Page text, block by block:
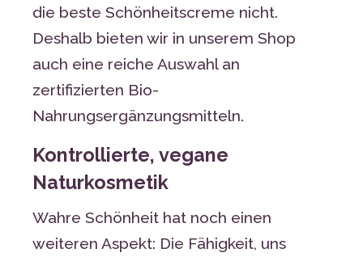
die beste Schönheitscreme nicht.
Deshalb bieten wir in unserem Shop
auch eine reiche Auswahl an
zertifizierten Bio-
Nahrungsergänzungsmitteln.
Kontrollierte, vegane
Naturkosmetik
Wahre Schönheit hat noch einen
weiteren Aspekt: Die Fähigkeit, uns